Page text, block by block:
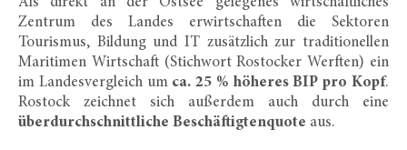
Zentrum des Landes erwirtschaften die Sektoren
Tourismus, Bildung und IT zusätzlich zur traditionellen
Maritimen Wirtschaft (Stichwort Rostocker Werften) ein
im Landesvergleich um ca. 25 % höheres BIP pro Kopf.
Rostock zeichnet sich außerdem auch durch eine
überdurchschnittliche Beschäftigtenquote aus.